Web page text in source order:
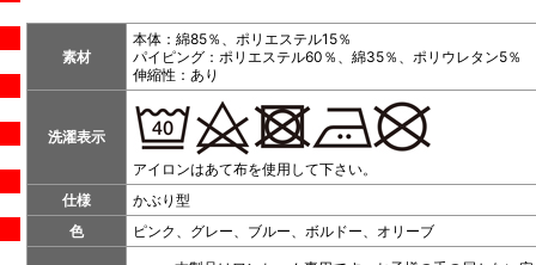
素材
本体：綿85％、ポリエステル15％
パイピング：ポリエステル60％、綿35％、ポリウレタン5％
伸縮性：あり
洗濯表示
アイロンはあて布を使用して下さい。
仕様
かぶり型
色
ピンク、グレー、ブルー、ボルドー、オリーブ